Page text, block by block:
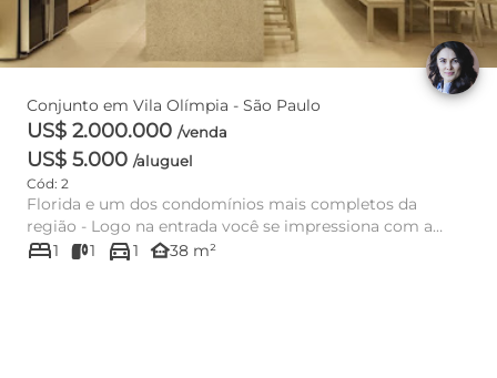
Conjunto em Vila Olímpia - São Paulo
US$ 2.000.000 /venda
US$ 5.000 /aluguel
Cód: 2
Florida e um dos condomínios mais completos da
região - Logo na entrada você se impressiona com a
grandeza do empreendim...
bed1 1 directions_car1 other_houses38 m²